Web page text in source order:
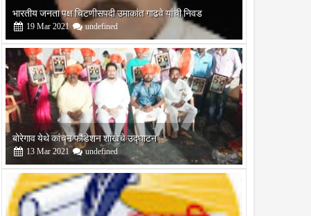
बोरेगाव येथे कांचन फौंडेशन शाखेचे उद्घाटन
13 Mar 2021 undefined
सोलापूर जिल्हा वृत्तपत्र लेखकमंच कडून वार्षिक पत्रलेखन स्पर्धेचे
आयोजन
09 Feb 2021 undefined